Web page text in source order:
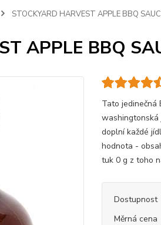
STOCKYARD HARVEST APPLE BBQ
APPLE BBQ
Tato jedinečná
washingtonská
doplní každé
hodnota -
tuk 0 g z toho
Dostupnost
Měrná cena